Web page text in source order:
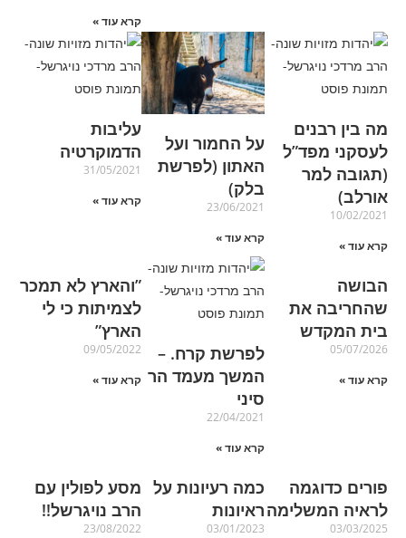
קרא עוד »
מה בין רבנים
לעסקני מפד”ל
(תגובה למר
אורלב)
10/02/2021
קרא עוד »
על החמור ועל
האתון (לפרשת
בלק)
23/06/2021
קרא עוד »
עליבות
הדמוקרטיה
31/05/2021
קרא עוד »
הבושה
שהחריבה את
בית המקדש
05/07/2026
קרא עוד »
לפרשת קרח. –
המשך מעמד הר
סיני
22/04/2021
קרא עוד »
‏‏”והארץ לא תמכר
לצמיתות כי לי
הארץ”
09/05/2022
קרא עוד »
פורים כדוגמה
לראיה המשלימה
03/03/2025
כמה רעיונות על
ראיונות
03/01/2023
מסע לפולין עם
הרב נויגרשל!!
23/08/2022